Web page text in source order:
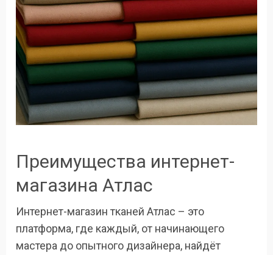
Преимущества интернет-
магазина Атлас
Интернет-магазин тканей Атлас – это
платформа, где каждый, от начинающего
мастера до опытного дизайнера, найдёт